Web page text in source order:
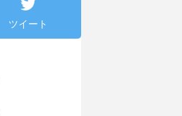
ツイート